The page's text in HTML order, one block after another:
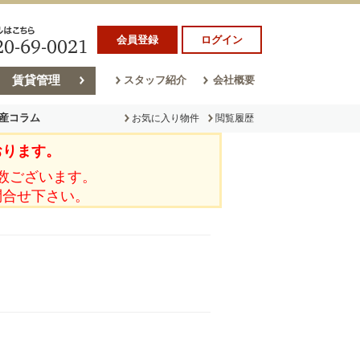
会員登録 ログイン
賃貸管理 スタッフ紹介 会社概要
コラム
ム
お気に入り物件 閲覧履歴
ます。
ざいます。
せ下さい。